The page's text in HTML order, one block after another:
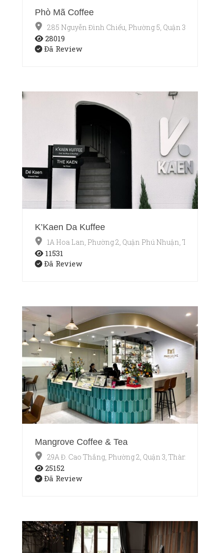
Phò Mã Coffee
285 Nguyễn Đình Chiểu, Phường 5, Quận 3, Thành
28019
Đã Review
K’Kaen Da Kuffee
1A Hoa Lan, Phường 2, Quận Phú Nhuận, TP.HCM
11531
Đã Review
Mangrove Coffee & Tea
29A Đ. Cao Thắng, Phường 2, Quận 3, Thành phố
25152
Đã Review